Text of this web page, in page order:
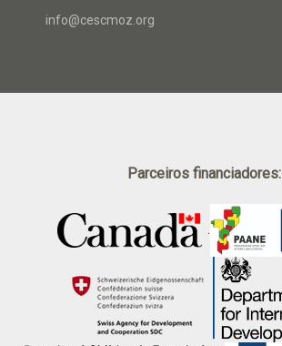
info@cescmoz.org
Parceiros financiadores: